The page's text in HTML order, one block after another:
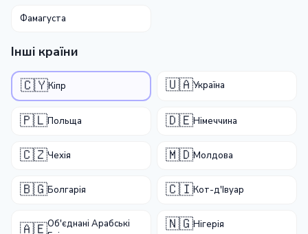
Фамагуста
Інші країни
🇨🇾Кіпр 🇺🇦Україна
🇵🇱Польща 🇩🇪Німеччина
🇨🇿Чехія 🇲🇩Молдова
🇧🇬Болгарія 🇨🇮Кот-д'Івуар
🇦🇪Об'єднані Арабські
🇳🇬Нігерія